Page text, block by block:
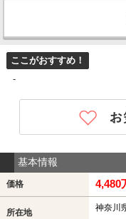
ここがおすすめ！
-
基本情報
価格 4,480
所在地 神奈川